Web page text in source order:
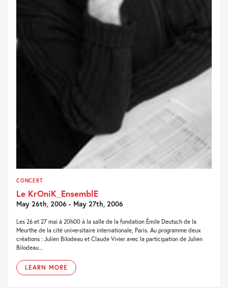
CONCERT
Le KrOniK_EnsemblE
May 26th, 2006 - May 27th, 2006
Les 26 et 27 mai à 20h00 à la salle de la fondation Émile Deutsch de la
Meurthe de la cité universitaire internationale, Paris. Au programme deux
créations : Julien Bilodeau et Claude Vivier avec la participation de Julien
Bilodeau...
LEARN MORE